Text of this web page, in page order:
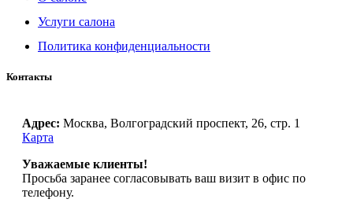
Услуги салона
Политика конфиденциальности
Контакты
Адрес: Москва, Волгоградский проспект, 26, стр. 1
Карта
Уважаемые клиенты!
Просьба заранее согласовывать ваш визит в офис по
телефону.